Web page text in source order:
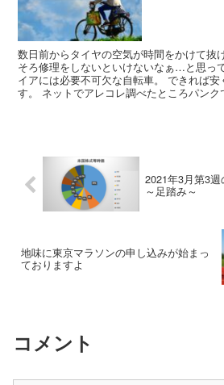
数日前からタイヤの空気が時間をかけて抜
そろ修理をしないといけないなぁ…と思っ
イアには必要不可欠な自転車。 できれば
す。 ネットでアレコレ調べたところパン
2021年3月第3
～足踏み～
地味に東京マラソンの申し込みが始まっ
ておりますよ
コメント